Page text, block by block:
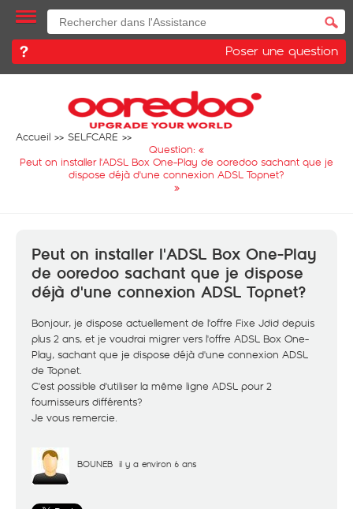
Poser une question
Accueil
SELFCARE
Question: «
Peut on installer l'ADSL Box One-Play de ooredoo sachant que je
dispose déjà d'une connexion ADSL Topnet?
»
Peut on installer l'ADSL Box One-Play
de ooredoo sachant que je dispose
déjà d'une connexion ADSL Topnet?
Bonjour, je dispose actuellement de l'offre Fixe Jdid depuis
plus 2 ans, et je voudrai migrer vers l'offre ADSL Box One-
Play, sachant que je dispose déjà d'une connexion ADSL
de Topnet.
C'est possible d'utiliser la même ligne ADSL pour 2
fournisseurs différents?
Je vous remercie.
BOUNEB il y a environ 6 ans